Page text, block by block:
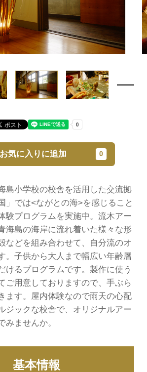
島小学校の校舎を活用した交流拠
」では<ながとの海>を感じること
験プログラムを実施中。流木アー
海島の海岸に流れ着いた様々な形
などを組み合わせて、自分流のオ
。子供から大人まで幅広い年齢層
けるプログラムです。製作に使う
ご用意しておりますので、手ぶら
ます。屋内体験なので雨天の心配
ジックな校舎で、オリジナルアー
みませんか。
お気に入りに追加
基本情報